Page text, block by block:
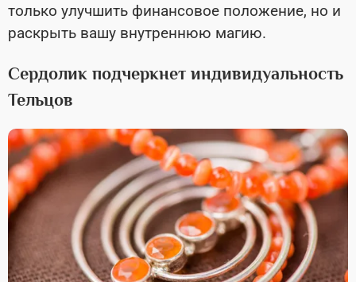
только улучшить финансовое положение, но и
раскрыть вашу внутреннюю магию.
Сердолик подчеркнет индивидуальность
Тельцов